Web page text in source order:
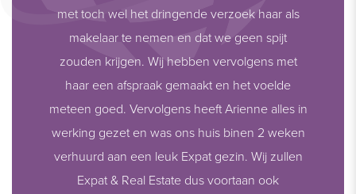
met toch wel het dringende verzoek haar als
makelaar te nemen en dat we geen spijt
zouden krijgen. Wij hebben vervolgens met
haar een afspraak gemaakt en het voelde
meteen goed. Vervolgens heeft Arienne alles in
werking gezet en was ons huis binen 2 weken
verhuurd aan een leuk Expat gezin. Wij zullen
Expat & Real Estate dus voortaan ook